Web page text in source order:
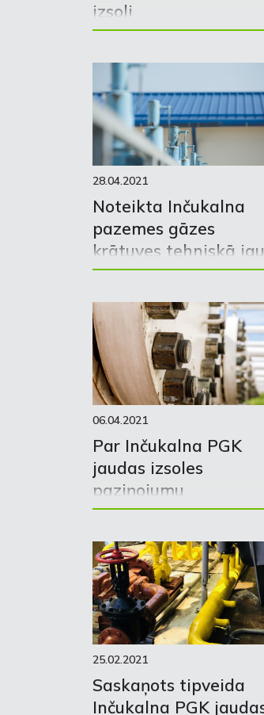
izsoli
28.04.2021
Noteikta Inčukalna
pazemes gāzes
krātuves tehniskā
2021./2022. gada
06.04.2021
Par Inčukalna PGK
jaudas izsoles
paziņojumu
25.02.2021
Saskaņots tipveida
Inčukalna PGK